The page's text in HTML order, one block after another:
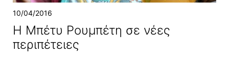
10/04/2016
Η Μπέτυ Ρουμπέτη σε νέες
περιπέτειες